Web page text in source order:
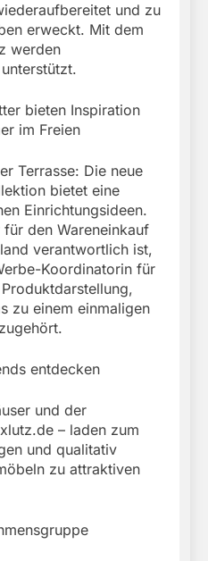
und zu
erweckt. Mit dem
werden
bieten Inspiration
im Freien
Terrasse: Die neue
bietet eine
Einrichtungsideen.
den Wareneinkauf
verantwortlich ist,
Koordinatorin für
zu einem einmaligen
entdecken
und der
– laden zum
und qualitativ
zu attraktiven